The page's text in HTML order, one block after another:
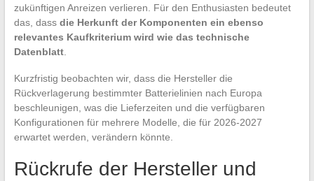
zukünftigen Anreizen verlieren. Für den Enthusiasten bedeutet
das, dass die Herkunft der Komponenten ein ebenso
relevantes Kaufkriterium wird wie das technische
Datenblatt.
Kurzfristig beobachten wir, dass die Hersteller die
Rückverlagerung bestimmter Batterielinien nach Europa
beschleunigen, was die Lieferzeiten und die verfügbaren
Konfigurationen für mehrere Modelle, die für 2026-2027
erwartet werden, verändern könnte.
Rückrufe der Hersteller und